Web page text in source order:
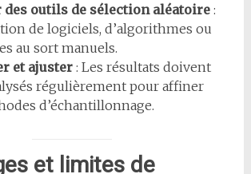
outils de sélection aléatoire:
de logiciels, d’algorithmes ou
au sort manuels.
et ajuster: Les résultats doivent
régulièrement pour affiner
d’échantillonnage.
et limites de